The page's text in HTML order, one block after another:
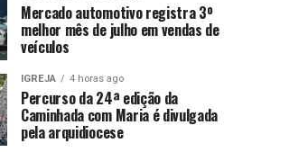
Mercado automotivo registra 3º
melhor mês de julho em vendas de
veículos
IGREJA 4 horas ago
Percurso da 24ª edição da
Caminhada com Maria é divulgada
pela arquidiocese